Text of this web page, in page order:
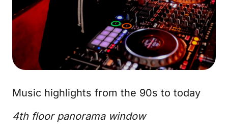
Music highlights from the 90s to today
4th floor panorama window